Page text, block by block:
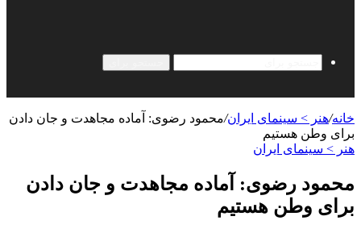
خانه/هنر > سینمای ایران/محمود رضوی: آماده مجاهدت و جان دادن
برای وطن هستیم
هنر > سینمای ایران
محمود رضوی: آماده مجاهدت و جان دادن
برای وطن هستیم